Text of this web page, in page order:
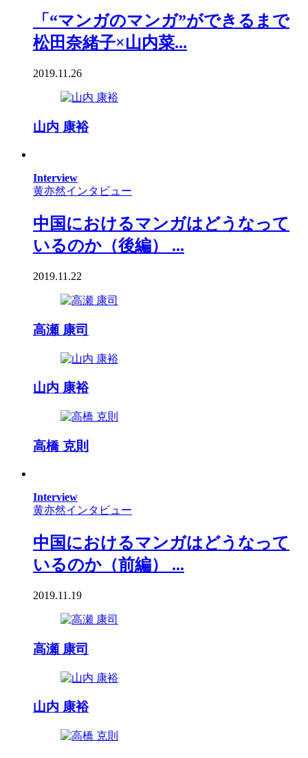
「“マンガのマンガ”ができるまで
松田奈緒子×山内菜...
2019.11.26
山内 康裕
Interview
黄亦然インタビュー
中国におけるマンガはどうなって
いるのか（後編） ...
2019.11.22
高瀬 康司
山内 康裕
高橋 克則
Interview
黄亦然インタビュー
中国におけるマンガはどうなって
いるのか（前編） ...
2019.11.19
高瀬 康司
山内 康裕